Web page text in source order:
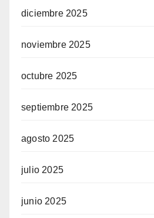
diciembre 2025
noviembre 2025
octubre 2025
septiembre 2025
agosto 2025
julio 2025
junio 2025